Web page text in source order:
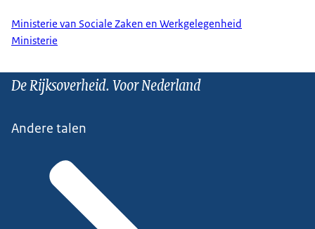
Ministerie van Sociale Zaken en Werkgelegenheid
Ministerie
De Rijksoverheid. Voor Nederland
Andere talen